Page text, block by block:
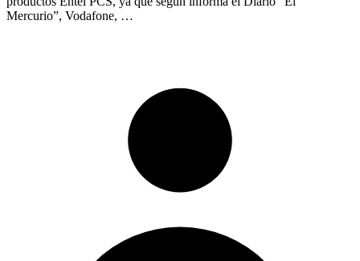
Mercurio”, Vodafone, …